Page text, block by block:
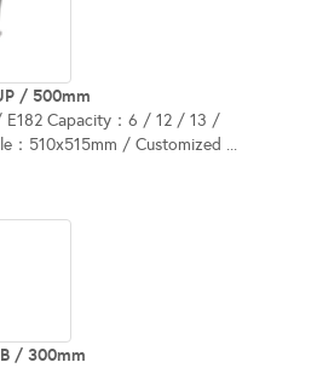
/ 500mm
E182 Capacity：6 / 12 / 13 /
：510x515mm / Customized ...
/ 300mm